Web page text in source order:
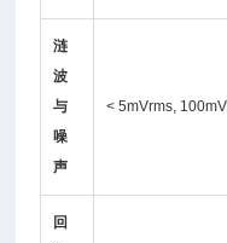
涟
波
与
噪
声
< 5mVrms,
回